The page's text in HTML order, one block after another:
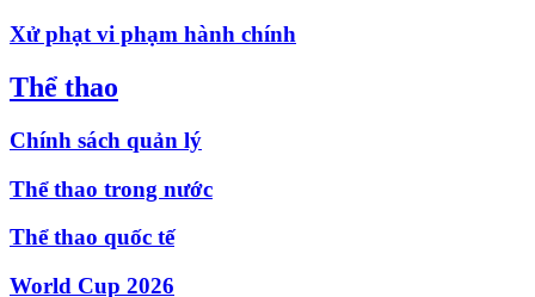
Xử phạt vi phạm hành chính
Thể thao
Chính sách quản lý
Thể thao trong nước
Thể thao quốc tế
World Cup 2026